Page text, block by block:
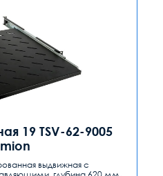
19 TSV-62-9005
выдвижная с